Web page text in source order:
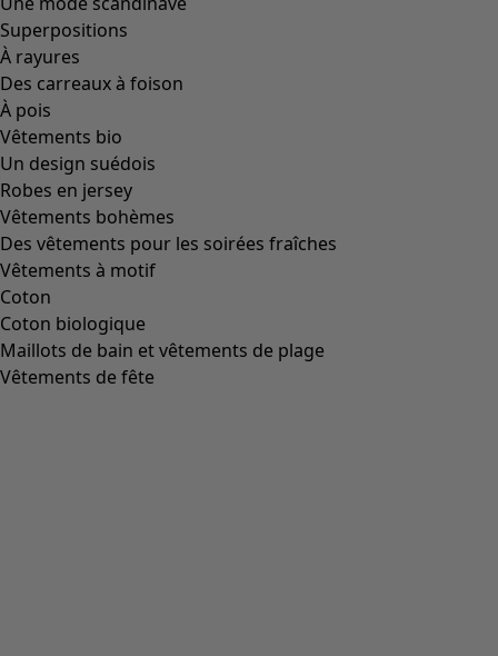
Superpositions
À rayures
Des carreaux à foison
À pois
Vêtements bio
Un design suédois
Robes en jersey
Vêtements bohèmes
Des vêtements pour les soirées fraîches
Vêtements à motif
Coton
Coton biologique
Maillots de bain et vêtements de plage
Vêtements de fête